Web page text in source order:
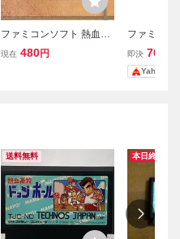
ファミコンソフト 熱血高
校ドッジボール部 テクノ
現在 480円
ファミコン
校ドッジボ
スジャパン
即決 700
Yahoo!フ
送料無料 本日終了